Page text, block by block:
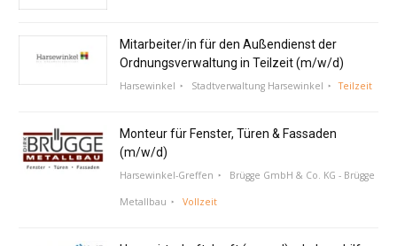
Mitarbeiter/in für den Außendienst der
Ordnungsverwaltung in Teilzeit (m/w/d)
Harsewinkel Stadtverwaltung Harsewinkel Teilzeit
Monteur für Fenster, Türen & Fassaden
(m/w/d)
Harsewinkel-Greffen Brügge GmbH & Co. KG - Brügge
Metallbau Vollzeit